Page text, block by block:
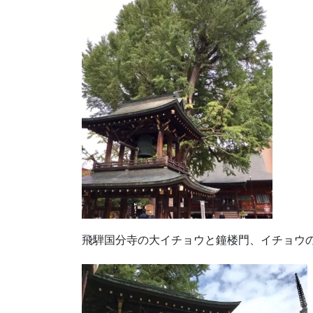
飛騨国分寺の大イチョウと鐘楼門、イチョウ